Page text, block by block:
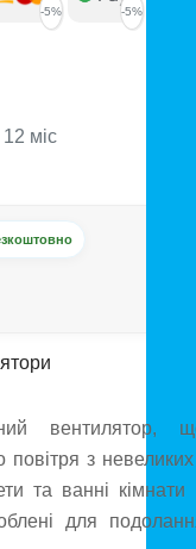
-5% -5%
міс
вентилятор,
повітря з невеликих
та ванні кімнати
для